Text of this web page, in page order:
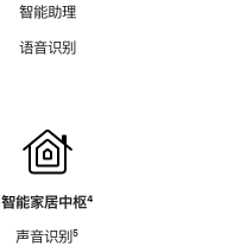
智能助理
语音识别
智能家居中枢脚
⁴
声音识别脚
⁵